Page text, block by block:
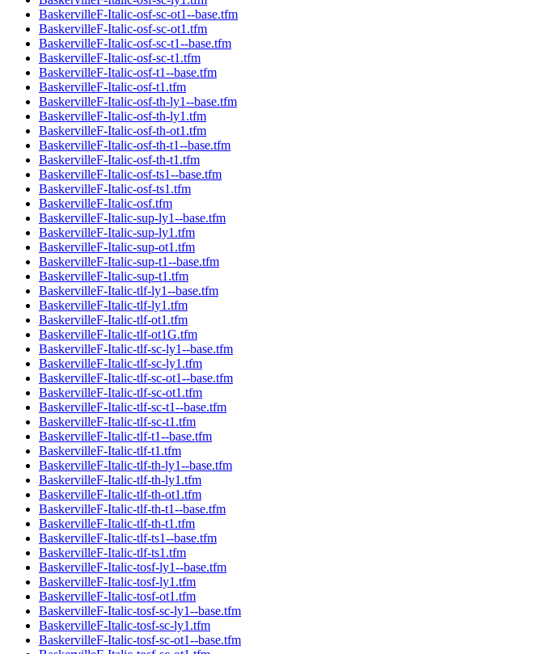
BaskervilleF-Italic-osf-sc-ot1--base.tfm
BaskervilleF-Italic-osf-sc-ot1.tfm
BaskervilleF-Italic-osf-sc-t1--base.tfm
BaskervilleF-Italic-osf-sc-t1.tfm
BaskervilleF-Italic-osf-t1--base.tfm
BaskervilleF-Italic-osf-t1.tfm
BaskervilleF-Italic-osf-th-ly1--base.tfm
BaskervilleF-Italic-osf-th-ly1.tfm
BaskervilleF-Italic-osf-th-ot1.tfm
BaskervilleF-Italic-osf-th-t1--base.tfm
BaskervilleF-Italic-osf-th-t1.tfm
BaskervilleF-Italic-osf-ts1--base.tfm
BaskervilleF-Italic-osf-ts1.tfm
BaskervilleF-Italic-osf.tfm
BaskervilleF-Italic-sup-ly1--base.tfm
BaskervilleF-Italic-sup-ly1.tfm
BaskervilleF-Italic-sup-ot1.tfm
BaskervilleF-Italic-sup-t1--base.tfm
BaskervilleF-Italic-sup-t1.tfm
BaskervilleF-Italic-tlf-ly1--base.tfm
BaskervilleF-Italic-tlf-ly1.tfm
BaskervilleF-Italic-tlf-ot1.tfm
BaskervilleF-Italic-tlf-ot1G.tfm
BaskervilleF-Italic-tlf-sc-ly1--base.tfm
BaskervilleF-Italic-tlf-sc-ly1.tfm
BaskervilleF-Italic-tlf-sc-ot1--base.tfm
BaskervilleF-Italic-tlf-sc-ot1.tfm
BaskervilleF-Italic-tlf-sc-t1--base.tfm
BaskervilleF-Italic-tlf-sc-t1.tfm
BaskervilleF-Italic-tlf-t1--base.tfm
BaskervilleF-Italic-tlf-t1.tfm
BaskervilleF-Italic-tlf-th-ly1--base.tfm
BaskervilleF-Italic-tlf-th-ly1.tfm
BaskervilleF-Italic-tlf-th-ot1.tfm
BaskervilleF-Italic-tlf-th-t1--base.tfm
BaskervilleF-Italic-tlf-th-t1.tfm
BaskervilleF-Italic-tlf-ts1--base.tfm
BaskervilleF-Italic-tlf-ts1.tfm
BaskervilleF-Italic-tosf-ly1--base.tfm
BaskervilleF-Italic-tosf-ly1.tfm
BaskervilleF-Italic-tosf-ot1.tfm
BaskervilleF-Italic-tosf-sc-ly1--base.tfm
BaskervilleF-Italic-tosf-sc-ly1.tfm
BaskervilleF-Italic-tosf-sc-ot1--base.tfm